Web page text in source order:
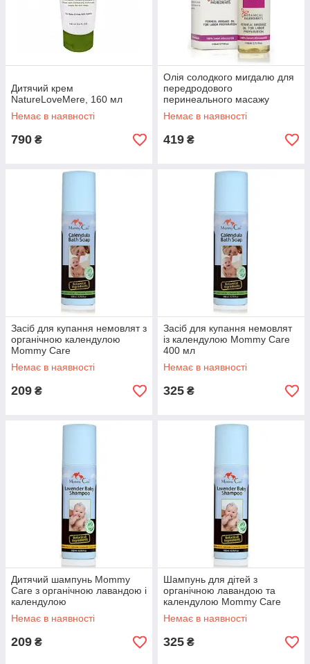
Дитячий крем
NatureLoveMere, 160 мл
Немає в наявності
790 ₴
Олія солодкого мигдалю для
передродового
перинеального масажу
Mommy Care
Немає в наявності
419 ₴
Засіб для купання немовлят з
органічною календулою
Mommy Care
Немає в наявності
209 ₴
Засіб для купання немовлят
із календулою Mommy Care
400 мл
Немає в наявності
325 ₴
Дитячий шампунь Mommy
Care з органічною лавандою і
календулою
Немає в наявності
209 ₴
Шампунь для дітей з
органічною лавандою та
календулою Mommy Care
Немає в наявності
325 ₴